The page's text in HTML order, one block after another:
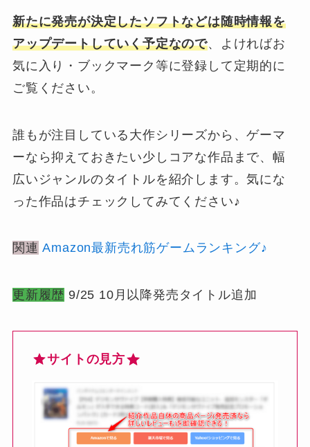
新たに発売が決定したソフトなどは随時情報を
アップデートしていく予定なので、よければお
気に入り・ブックマーク等に登録して定期的に
ご覧ください。
誰もが注目している大作シリーズから、ゲーマ
ーなら抑えておきたい少しコアな作品まで、幅
広いジャンルのタイトルを紹介します。気にな
った作品はチェックしてみてください♪
関連 Amazon最新売れ筋ゲームランキング♪
更新履歴 9/25 10月以降発売タイトル追加
サイトの見方